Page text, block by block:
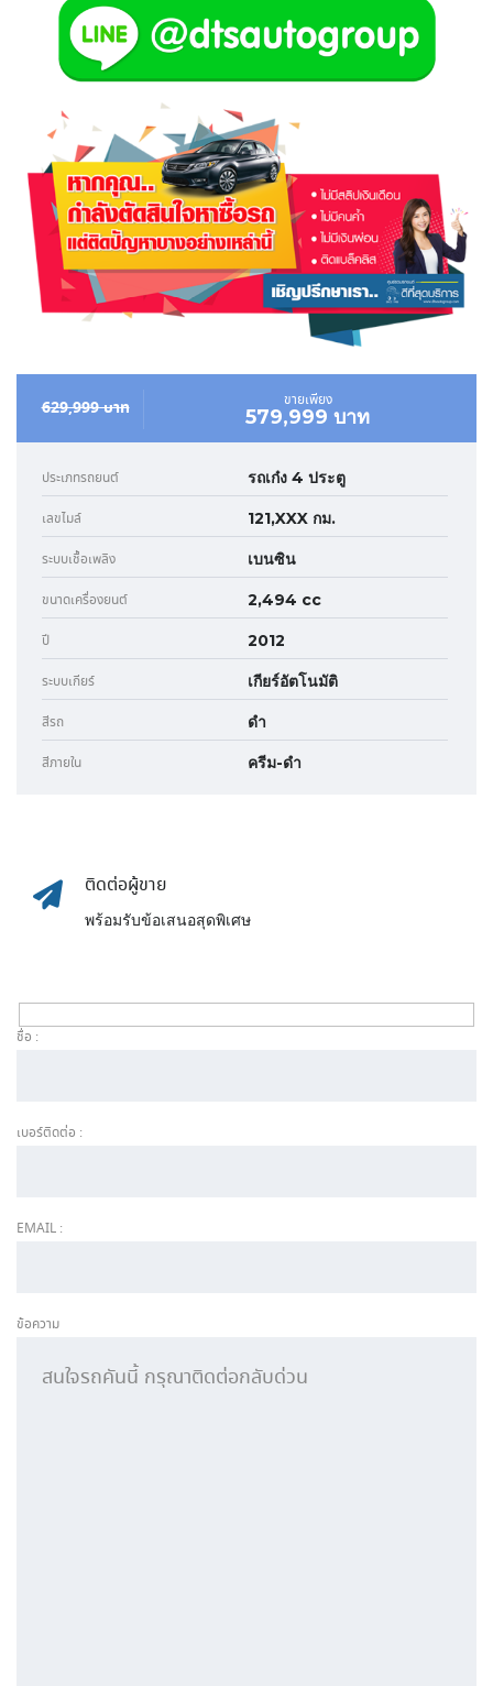
629,999 บาท ขายเพียง
579,999 บาท
ประเภทรถยนต์ รถเก๋ง 4 ประตู
เลขไมล์ 121,XXX กม.
ระบบเชื้อเพลิง เบนซิน
ขนาดเครื่องยนต์ 2,494 cc
ปี 2012
ระบบเกียร์ เกียร์อัตโนมัติ
สีรถ ดำ
สีภายใน ครีม-ดำ
ติดต่อผู้ขาย
พร้อมรับข้อเสนอสุดพิเศษ
ชื่อ :
เบอร์ติดต่อ :
EMAIL :
ข้อความ